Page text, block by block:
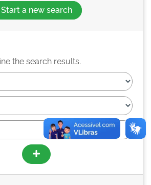
Start a new search
the search results.